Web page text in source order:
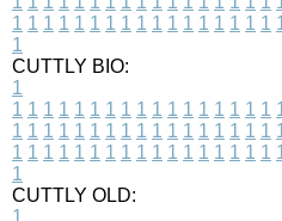
1 1 1 1 1 1 1 1 1 1 1 1 1 1 1 1 1
1
CUTTLY BIO:
1
1 1 1 1 1 1 1 1 1 1 1 1 1 1 1 1 1
1 1 1 1 1 1 1 1 1 1 1 1 1 1 1 1 1
1 1 1 1 1 1 1 1 1 1 1 1 1 1 1 1 1
1
CUTTLY OLD:
1